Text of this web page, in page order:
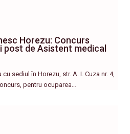
Horezu: Concurs
de Asistent medical
sediul în Horezu, str. A. I. Cuza nr. 4,
pentru ocuparea…